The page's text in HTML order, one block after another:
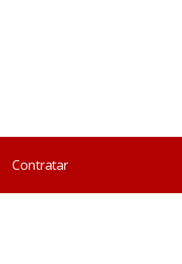
Contratar